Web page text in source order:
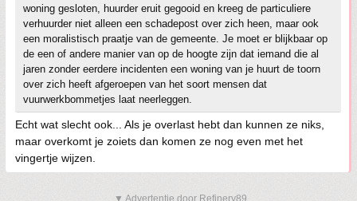
woning gesloten, huurder eruit gegooid en kreeg de particuliere
verhuurder niet alleen een schadepost over zich heen, maar ook
een moralistisch praatje van de gemeente. Je moet er blijkbaar op
de een of andere manier van op de hoogte zijn dat iemand die al
jaren zonder eerdere incidenten een woning van je huurt de toorn
over zich heeft afgeroepen van het soort mensen dat
vuurwerkbommetjes laat neerleggen.
Echt wat slecht ook... Als je overlast hebt dan kunnen ze niks,
maar overkomt je zoiets dan komen ze nog even met het
vingertje wijzen.
▼ Advertentie door Refinery89